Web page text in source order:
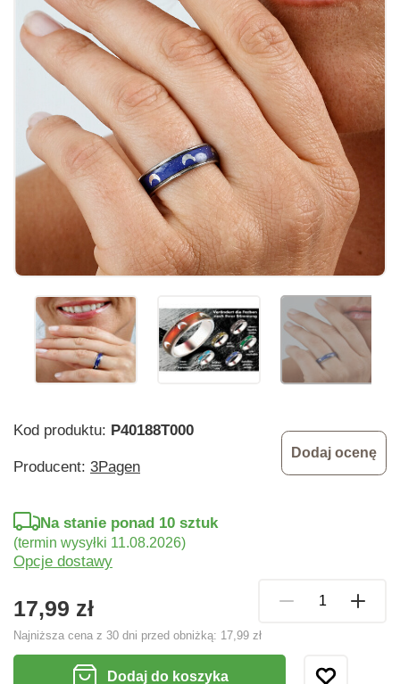
Kod produktu: P40188T000
Producent: 3Pagen
Dodaj ocenę
17,99 zł
Najniższa cena z 30 dni przed obniżką: 17,99 zł
Na stanie ponad 10 sztuk
(termin wysyłki 11.08.2026)
Opcje dostawy
Dodaj do koszyka